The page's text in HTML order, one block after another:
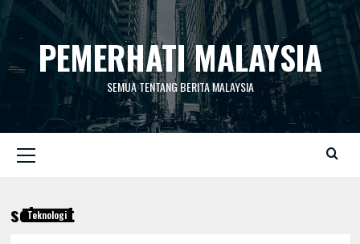
Skip
contentPEMERHATI MALAYSIA
SEMUA TENTANG BERITA MALAYSIA
Menu
selamat
Teknologi